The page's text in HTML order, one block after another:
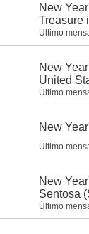
New
Treasure
Último
New
United
Último
New
Último
New
Sentosa
Último